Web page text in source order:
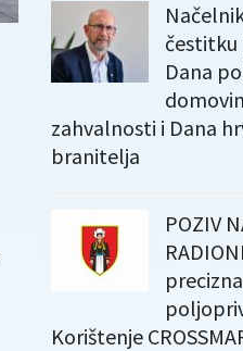
Dana
zahvalnosti i Dana
branitelja
POZIV
Korištenje